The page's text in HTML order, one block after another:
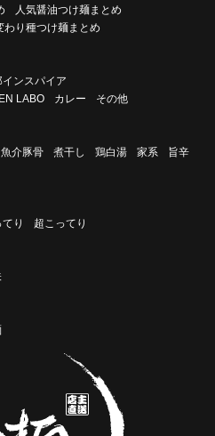
人気醤油つけ麺まとめ
わり種つけ麺まとめ
インスパイア
LABO カレー その他
魚介豚骨 煮干し 鶏白湯 家系
旨辛
り 超こってり